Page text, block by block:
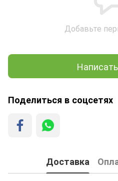
Добавьте
Поделиться в соцсетях
Доставка